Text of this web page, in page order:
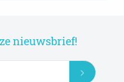
nieuwsbrief!